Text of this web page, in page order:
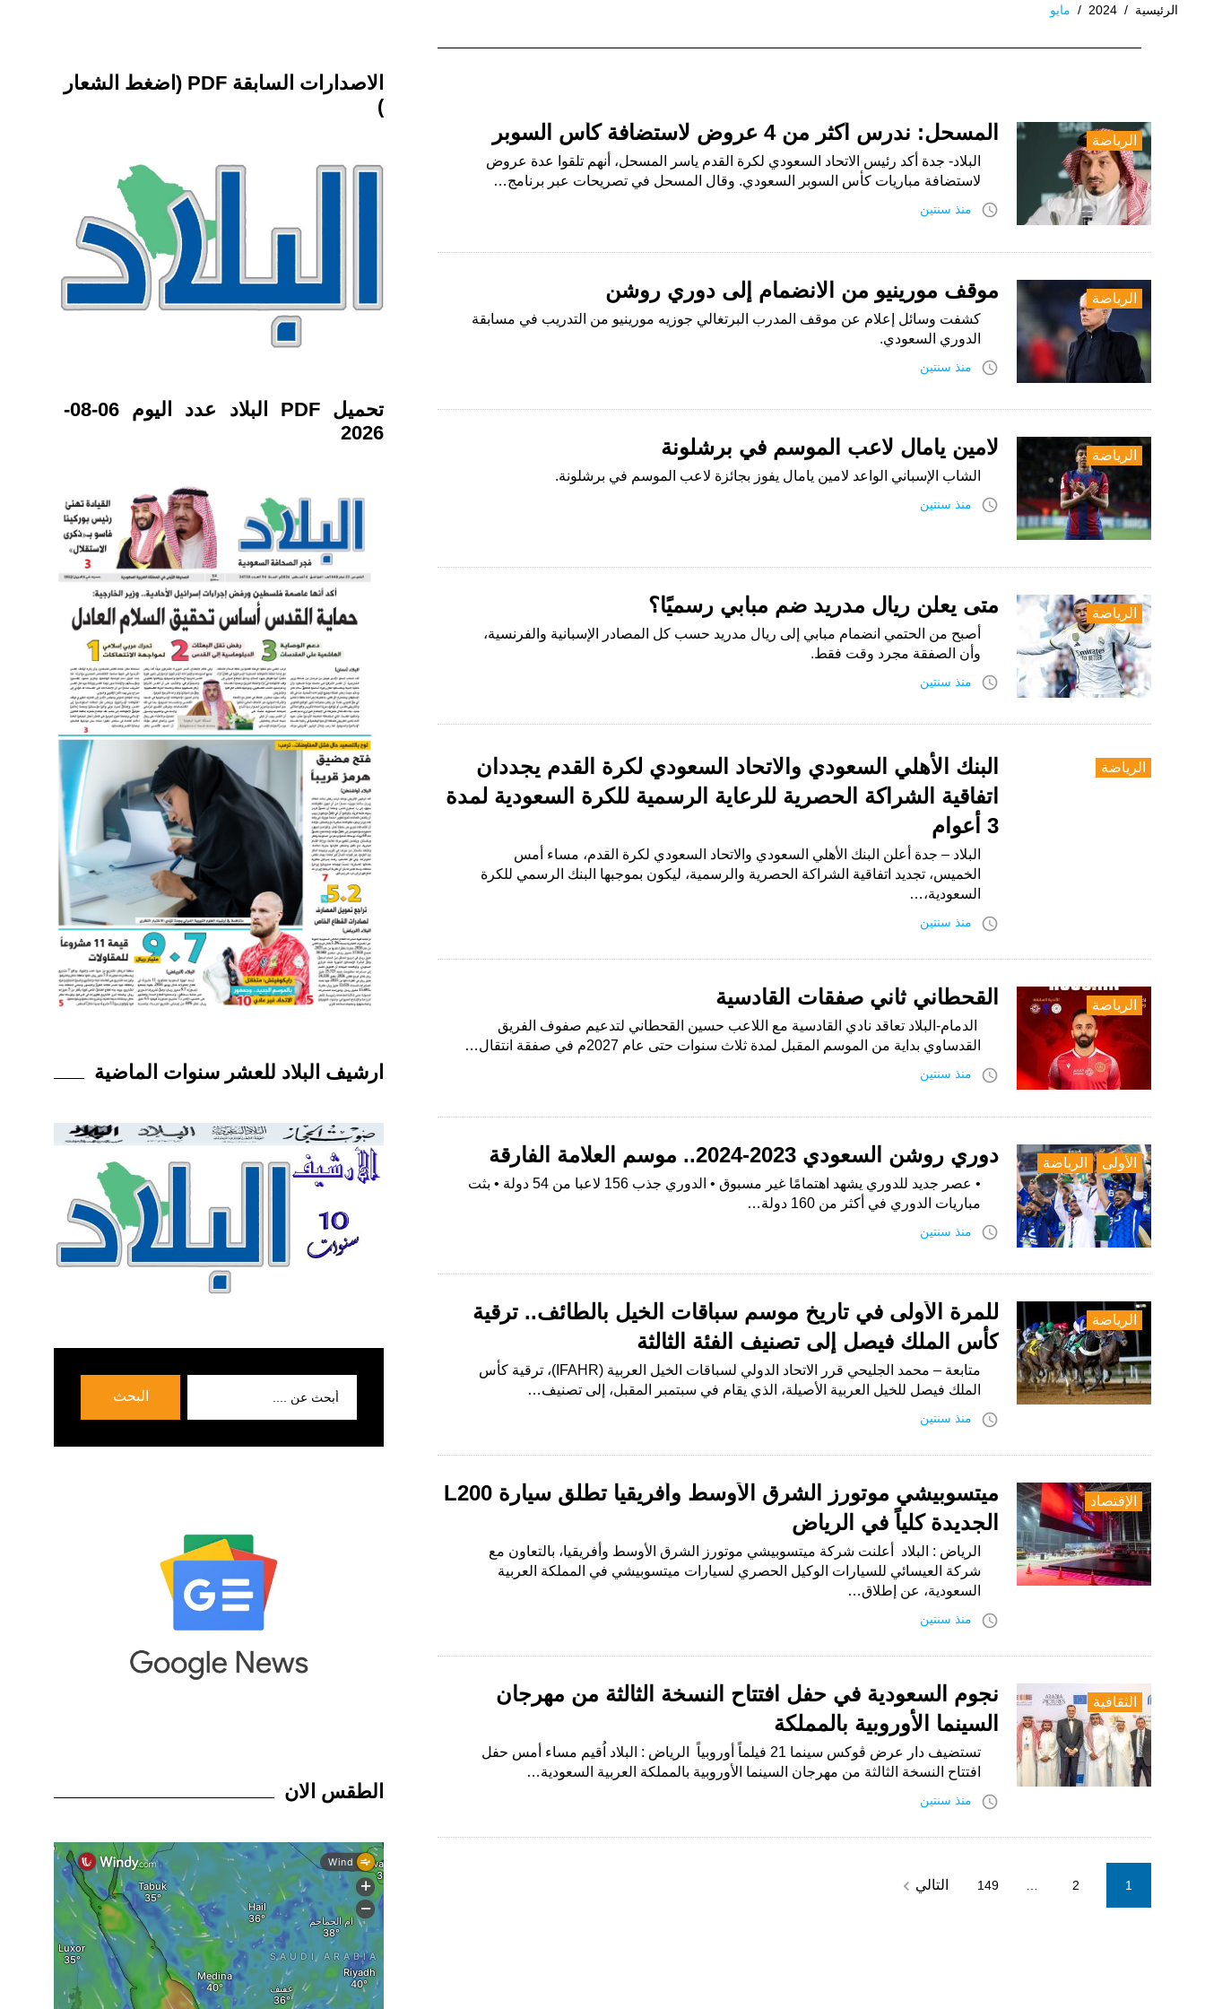
الرئيسية /
2024
/ مايو
2024
الرياضة المسحل: ندرس أكثر من 4 عروض لاستضافة كأس السوبر
البلاد- جدة أكد رئيس الاتحاد السعودي لكرة القدم ياسر المسحل، أنهم تلقوا عدة عروض
لاستضافة مباريات كأس السوبر السعودي. وقال المسحل في تصريحات عبر برنامج…
access_time منذ سنتين
الرياضة موقف مورينيو من الانضمام إلى دوري روشن
كشفت وسائل إعلام عن موقف المدرب البرتغالي جوزيه مورينيو من التدريب في مسابقة
الدوري السعودي.
access_time منذ سنتين
الرياضة لامين يامال لاعب الموسم في برشلونة
الشاب الإسباني الواعد لامين يامال يفوز بجائزة لاعب الموسم في برشلونة.
access_time منذ سنتين
الرياضة متى يعلن ريال مدريد ضم مبابي رسميًا؟
أصبح من الحتمي انضمام مبابي إلى ريال مدريد حسب كل المصادر الإسبانية والفرنسية،
وأن الصفقة مجرد وقت فقط.
access_time منذ سنتين
الرياضة
البنك الأهلي السعودي والاتحاد السعودي لكرة القدم يجددان
اتفاقية الشراكة الحصرية للرعاية الرسمية للكرة السعودية لمدة
3 أعوام
البلاد – جدة أعلن البنك الأهلي السعودي والاتحاد السعودي لكرة القدم، مساء أمس
الخميس، تجديد اتفاقية الشراكة الحصرية والرسمية، ليكون بموجبها البنك الرسمي للكرة
السعودية،…
access_time منذ سنتين
الرياضة القحطاني ثاني صفقات القادسية
الدمام-البلاد تعاقد نادي القادسية مع اللاعب حسين القحطاني لتدعيم صفوف الفريق
القدساوي بداية من الموسم المقبل لمدة ثلاث سنوات حتى عام 2027م في صفقة انتقال…
access_time منذ سنتين
الأولى الرياضة دوري روشن السعودي 2023-2024.. موسم العلامة الفارقة
• عصر جديد للدوري يشهد اهتمامًا غير مسبوق • الدوري جذب 156 لاعبا من 54 دولة • بثت
مباريات الدوري في أكثر من 160 دولة…
access_time منذ سنتين
الرياضة
للمرة الأولى في تاريخ موسم سباقات الخيل بالطائف.. ترقية
كأس الملك فيصل إلى تصنيف الفئة الثالثة
متابعة – محمد الجليحي قرر الاتحاد الدولي لسباقات الخيل العربية (IFAHR)، ترقية كأس
الملك فيصل للخيل العربية الأصيلة، الذي يقام في سبتمبر المقبل، إلى تصنيف…
access_time منذ سنتين
الإقتصاد
ميتسوبيشي موتورز الشرق الأوسط وأفريقيا تطلق سيارة L200
الجديدة كلياً في الرياض
الرياض : البلاد أعلنت شركة ميتسوبيشي موتورز الشرق الأوسط وأفريقيا، بالتعاون مع
شركة العيسائي للسيارات الوكيل الحصري لسيارات ميتسوبيشي في المملكة العربية
السعودية، عن إطلاق…
access_time منذ سنتين
الثقافية
نجوم السعودية في حفل افتتاح النسخة الثالثة من مهرجان
السينما الأوروبية بالمملكة
تستضيف دار عرض ڤوكس سينما 21 فيلماً أوروبياً الرياض : البلاد اُقيم مساء أمس حفل
افتتاح النسخة الثالثة من مهرجان السينما الأوروبية بالمملكة العربية السعودية…
access_time منذ سنتين
Posts
pagination
1
2
149 التالي navigate_next
الاصدارات السابقة PDF (اضغط الشعار
)
تحميل PDF البلاد عدد اليوم 06-08-
2026
ارشيف البلاد للعشر سنوات الماضية
البحث
الطقس الان